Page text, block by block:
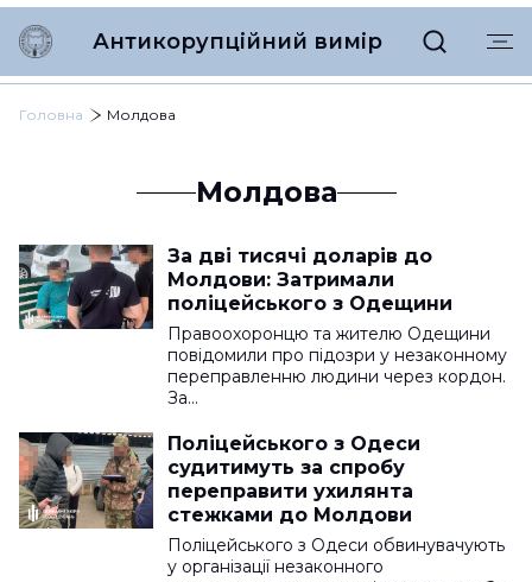
Антикорупційний вимір
Головна Молдова
Молдова
За дві тисячі доларів до
Молдови: Затримали
поліцейського з Одещини
Правоохоронцю та жителю Одещини
повідомили про підозри у незаконному
переправленню людини через кордон.
За…
Поліцейського з Одеси
судитимуть за спробу
переправити ухилянта
стежками до Молдови
Поліцейського з Одеси обвинувачують
у організації незаконного